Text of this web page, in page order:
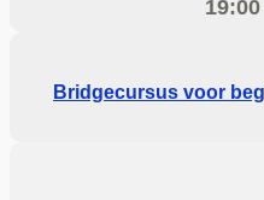
Bridgecursus voor